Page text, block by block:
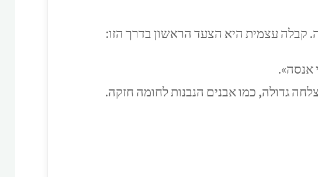
קבלה עצמית היא הצעד הראשון בדרך הזו:
אנסה».
גדולה, כמו אבנים הנבנות לחומה חזקה.